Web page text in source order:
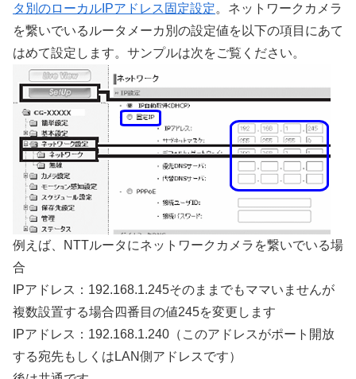
タ別のローカルIPアドレス固定設定。ネットワークカメラ
を繋いでいるルータメーカ別の設定値を以下の項目にあて
はめて設定します。サンプルは次をご覧ください。
例えば、NTTルータにネットワークカメラを繋いでいる場
合
IPアドレス：192.168.1.245そのままでもママいませんが
複数設置する場合四番目の値245を変更します
IPアドレス：192.168.1.240（このアドレスがポート開放
する宛先もしくはLAN側アドレスです）